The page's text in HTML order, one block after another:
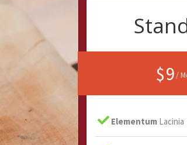
$ 9 /
Elementum Lacinia